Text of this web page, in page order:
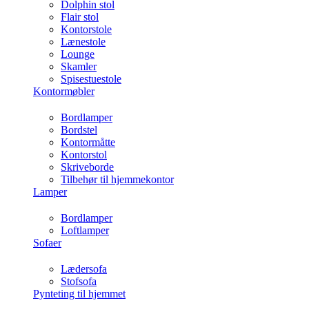
Dolphin stol
Flair stol
Kontorstole
Lænestole
Lounge
Skamler
Spisestuestole
Kontormøbler
Bordlamper
Bordstel
Kontormåtte
Kontorstol
Skriveborde
Tilbehør til hjemmekontor
Lamper
Bordlamper
Loftlamper
Sofaer
Lædersofa
Stofsofa
Pynteting til hjemmet